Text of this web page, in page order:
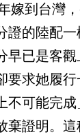
嫁到台灣
證的陸配
早已是客
要求她履
不可能完
棄證明。